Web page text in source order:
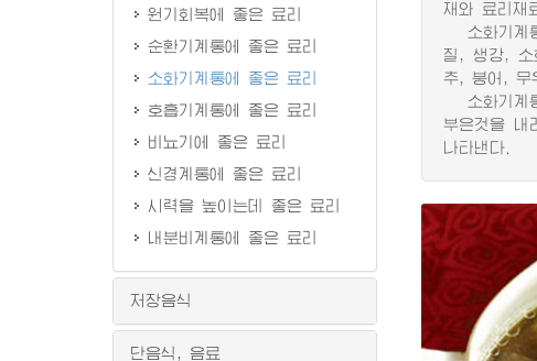
재와 료리재
소화기계
질, 생강, 소
추, 붕어, 무
소화기계
부은것을
나타낸다.
원기회복에 좋은 료리
순환기계통에 좋은 료리
소화기계통에 좋은 료리
호흡기계통에 좋은 료리
비뇨기에 좋은 료리
신경계통에 좋은 료리
시력을 높이는데 좋은 료리
내분비계통에 좋은 료리
저장음식
단음식, 음료